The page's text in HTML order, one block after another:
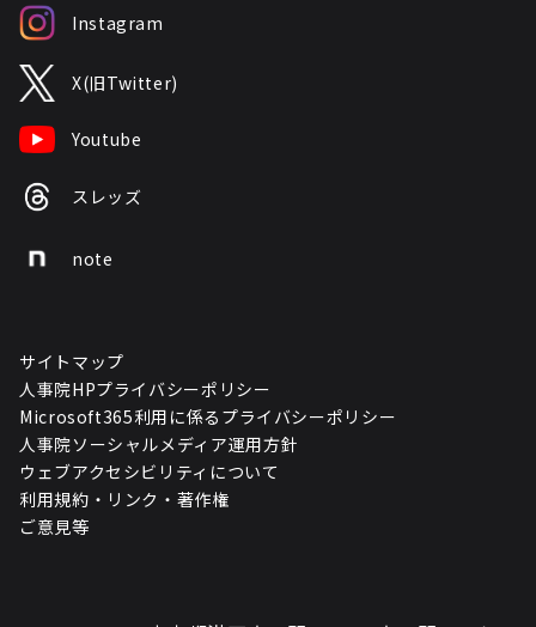
Instagram
X(旧Twitter)
Youtube
スレッズ
note
サイトマップ
人事院HPプライバシーポリシー
Microsoft365利用に係るプライバシーポリシー
人事院ソーシャルメディア運用方針
ウェブアクセシビリティについて
利用規約・リンク・著作権
ご意見等